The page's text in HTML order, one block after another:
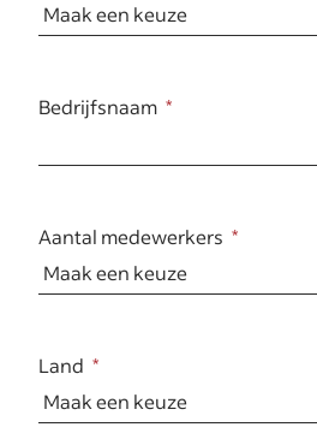
Bedrijfsnaam
Aantal medewerkers
Land